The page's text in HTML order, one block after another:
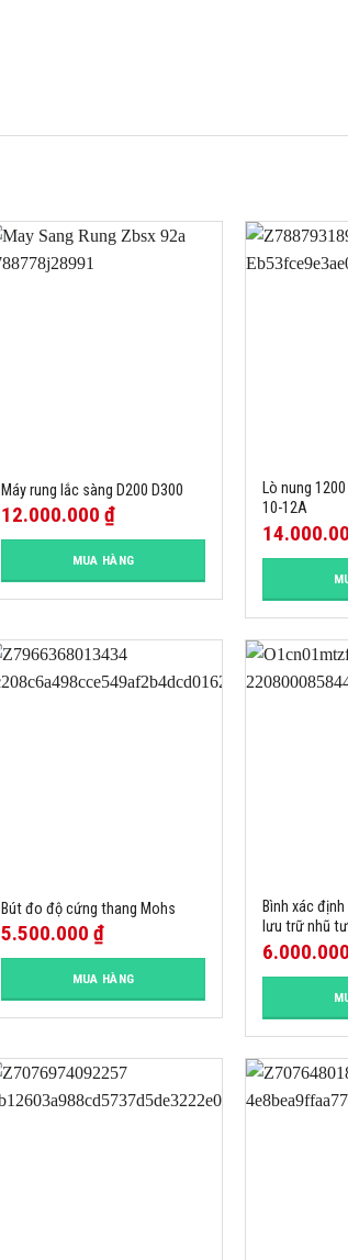
Máy rung lắc sàng D200 D300
12.000.000 ₫
MUA HÀNG
Lò nung
10-12A
Bút đo độ cứng thang Mohs
5.500.000 ₫
MUA HÀNG
Bình xác
lưu trữ nhũ
6.000.000